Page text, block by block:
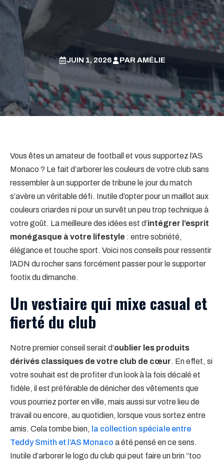
JUIN 1, 2026 PAR AMÉLIE
Vous êtes un amateur de football et vous supportez l’AS
Monaco ? Le fait d’arborer les couleurs de votre club sans
ressembler à un supporter de tribune le jour du match
s’avère un véritable défi. Inutile d’opter pour un maillot aux
couleurs criardes ni pour un survêt un peu trop technique à
votre goût. La meilleure des idées est d’intégrer l’esprit
monégasque à votre lifestyle : entre sobriété,
élégance et touche sport. Voici nos conseils pour ressentir
l’ADN du rocher sans forcément passer pour le supporter
footix du dimanche.
Un vestiaire qui mixe casual et
fierté du club
Notre premier conseil serait d’oublier les produits
dérivés classiques de votre club de cœur. En effet, si
votre souhait est de profiter d’un look à la fois décalé et
fidèle, il est préférable de dénicher des vêtements que
vous pourriez porter en ville, mais aussi sur votre lieu de
travail ou encore, au quotidien, lorsque vous sortez entre
amis. Cela tombe bien, la collection spéciale entre
Teddy Smith et l’AS Monaco a été pensé en ce sens.
Inutile d’arborer le logo du club qui peut faire un brin “too